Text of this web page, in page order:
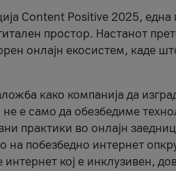
Content Positive 2025,
простор. Настанот
онлајн екосистем, каде
како компанија да
е само да обезбедиме
практики во онлајн
на побезбедно интернет
кој е инклузивен,